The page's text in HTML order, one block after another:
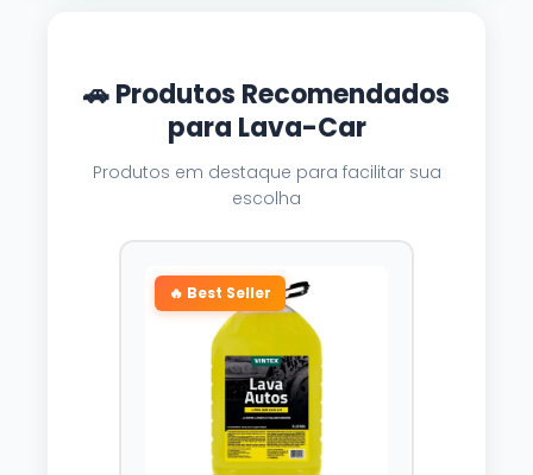
🚗 Produtos Recomendados
para Lava-Car
Produtos em destaque para facilitar sua
escolha
🔥 Best Seller